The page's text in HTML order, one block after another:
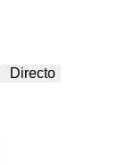
Directo